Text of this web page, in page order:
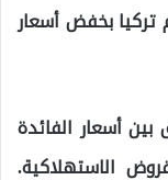
تركيا بخفض أسعار
بين أسعار الفائدة
الاستهلاكية.